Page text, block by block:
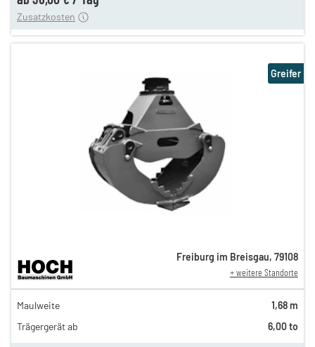
Zusatzkosten
82,00 €
68,00 €
58,00 €
Greifer
Freiburg im Breisgau, 79108
+ weitere Standorte
Maulweite
1,68 m
Trägergerät ab
6,00 to